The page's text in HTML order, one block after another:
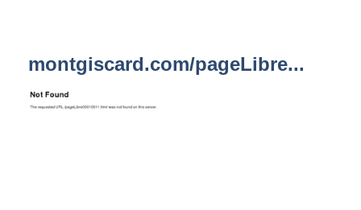
montgiscard.com/pageLibre...